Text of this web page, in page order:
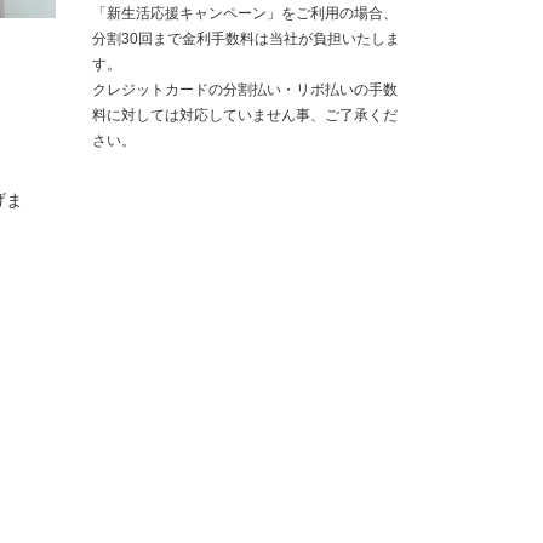
「新生活応援キャンペーン」をご利用の場合、
分割30回まで金利手数料は当社が負担いたしま
す。
クレジットカードの分割払い・リボ払いの手数
料に対しては対応していません事、ご了承くだ
さい。